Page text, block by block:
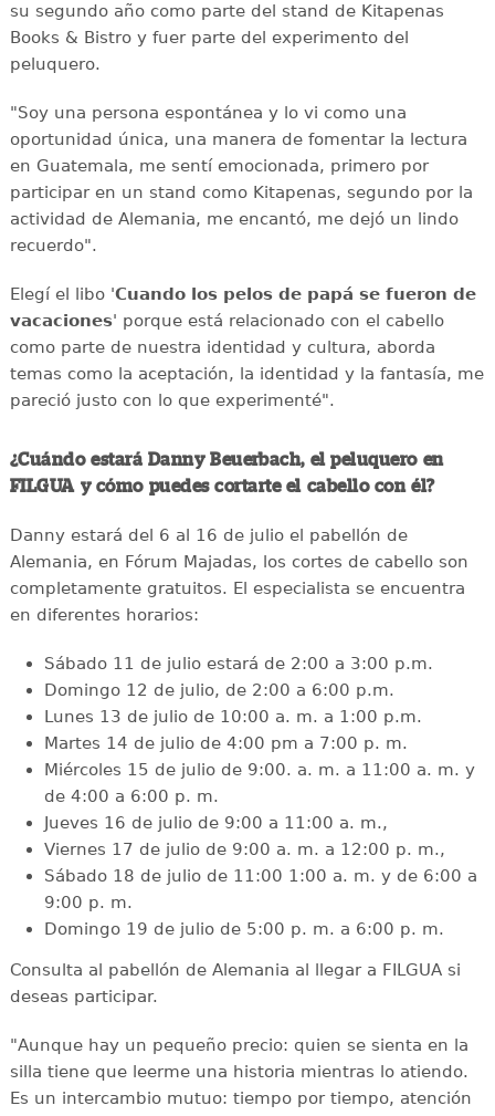
su segundo año como parte del stand de Kitapenas
Books & Bistro y fuer parte del experimento del
peluquero.
"Soy una persona espontánea y lo vi como una
oportunidad única, una manera de fomentar la lectura
en Guatemala, me sentí emocionada, primero por
participar en un stand como Kitapenas, segundo por la
actividad de Alemania, me encantó, me dejó un lindo
recuerdo".
Elegí el libo 'Cuando los pelos de papá se fueron de
vacaciones' porque está relacionado con el cabello
como parte de nuestra identidad y cultura, aborda
temas como la aceptación, la identidad y la fantasía, me
pareció justo con lo que experimenté".
¿Cuándo estará Danny Beuerbach, el peluquero en
FILGUA y cómo puedes cortarte el cabello con él?
Danny estará del 6 al 16 de julio el pabellón de
Alemania, en Fórum Majadas, los cortes de cabello son
completamente gratuitos. El especialista se encuentra
en diferentes horarios:
Sábado 11 de julio estará de 2:00 a 3:00 p.m.
Domingo 12 de julio, de 2:00 a 6:00 p.m.
Lunes 13 de julio de 10:00 a. m. a 1:00 p.m.
Martes 14 de julio de 4:00 pm a 7:00 p. m.
Miércoles 15 de julio de 9:00. a. m. a 11:00 a. m. y
de 4:00 a 6:00 p. m.
Jueves 16 de julio de 9:00 a 11:00 a. m.,
Viernes 17 de julio de 9:00 a. m. a 12:00 p. m.,
Sábado 18 de julio de 11:00 1:00 a. m. y de 6:00 a
9:00 p. m.
Domingo 19 de julio de 5:00 p. m. a 6:00 p. m.
Consulta al pabellón de Alemania al llegar a FILGUA si
deseas participar.
"Aunque hay un pequeño precio: quien se sienta en la
silla tiene que leerme una historia mientras lo atiendo.
Es un intercambio mutuo: tiempo por tiempo, atención